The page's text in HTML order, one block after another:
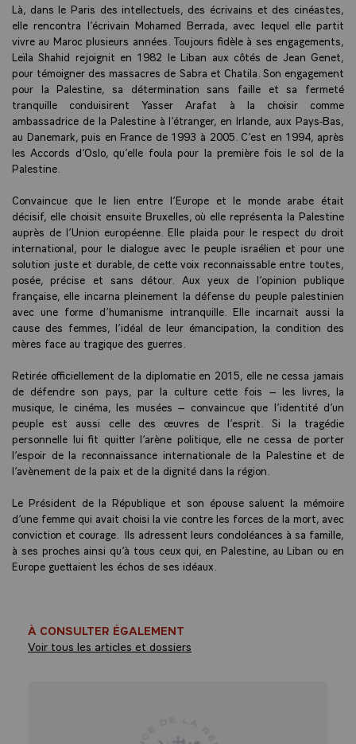
Là, dans le Paris des intellectuels, des écrivains et des cinéastes,
elle rencontra l’écrivain Mohamed Berrada, avec lequel elle partit
vivre au Maroc plusieurs années. Toujours fidèle à ses engagements,
Leïla Shahid rejoignit en 1982 le Liban aux côtés de Jean Genet,
pour témoigner des massacres de Sabra et Chatila. Son engagement
pour la Palestine, sa détermination sans faille et sa fermeté
tranquille conduisirent Yasser Arafat à la choisir comme
ambassadrice de la Palestine à l’étranger, en Irlande, aux Pays-Bas,
au Danemark, puis en France de 1993 à 2005. C’est en 1994, après
les Accords d’Oslo, qu’elle foula pour la première fois le sol de la
Palestine.
Convaincue que le lien entre l’Europe et le monde arabe était
décisif, elle choisit ensuite Bruxelles, où elle représenta la Palestine
auprès de l’Union européenne. Elle plaida pour le respect du droit
international, pour le dialogue avec le peuple israélien et pour une
solution juste et durable, de cette voix reconnaissable entre toutes,
posée, précise et sans détour. Aux yeux de l’opinion publique
française, elle incarna pleinement la défense du peuple palestinien
avec une forme d’humanisme intranquille. Elle incarnait aussi la
cause des femmes, l’idéal de leur émancipation, la condition des
mères face au tragique des guerres.
Retirée officiellement de la diplomatie en 2015, elle ne cessa jamais
de défendre son pays, par la culture cette fois – les livres, la
musique, le cinéma, les musées – convaincue que l’identité d’un
peuple est aussi celle des œuvres de l’esprit. Si la tragédie
personnelle lui fit quitter l’arène politique, elle ne cessa de porter
l’espoir de la reconnaissance internationale de la Palestine et de
l’avènement de la paix et de la dignité dans la région.
Le Président de la République et son épouse saluent la mémoire
d’une femme qui avait choisi la vie contre les forces de la mort, avec
conviction et courage. Ils adressent leurs condoléances à sa famille,
à ses proches ainsi qu’à tous ceux qui, en Palestine, au Liban ou en
Europe guettaient les échos de ses idéaux.
À CONSULTER ÉGALEMENT
Voir tous les articles et dossiers